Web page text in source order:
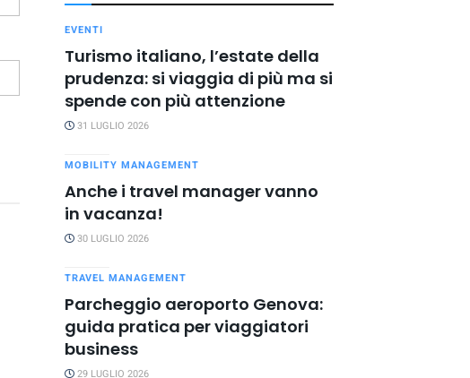
EVENTI
Turismo italiano, l’estate della
prudenza: si viaggia di più ma si
spende con più attenzione
31 LUGLIO 2026
MOBILITY MANAGEMENT
Anche i travel manager vanno
in vacanza!
30 LUGLIO 2026
TRAVEL MANAGEMENT
Parcheggio aeroporto Genova:
guida pratica per viaggiatori
business
29 LUGLIO 2026